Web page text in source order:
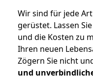
Wir sind für jede
gerüstet. Lassen
und die Kosten zu
Ihren neuen
Zögern Sie nicht
und